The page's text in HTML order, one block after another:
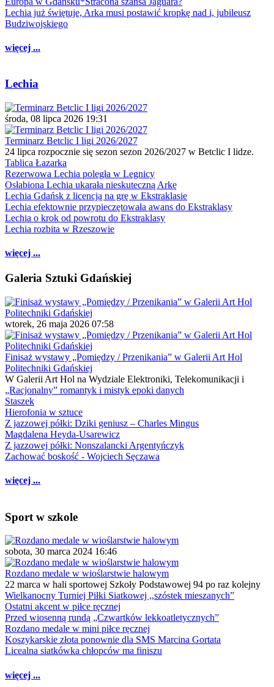
Lechia już świętuje, Arka musi postawić kropkę nad i, jubileusz
Budziwojskiego
więcej ...
Lechia
środa, 08 lipca 2026 19:31
Terminarz Betclic I ligi 2026/2027
24 lipca rozpocznie się sezon sezon 2026/2027 w Betclic I lidze.
Tablica Łazarka
Rezerwowa Lechia poległa w Legnicy
Osłabiona Lechia ukarała nieskuteczną Arkę
Lechia Gdańsk z licencją na grę w Ekstraklasie
Lechia efektownie przypieczętowała awans do Ekstraklasy
Lechia o krok od powrotu do Ekstraklasy
Lechia rozbita w Rzeszowie
więcej ...
Galeria Sztuki Gdańskiej
wtorek, 26 maja 2026 07:58
Finisaż wystawy „Pomiędzy / Przenikania” w Galerii Art Hol
Politechniki Gdańskiej
W Galerii Art Hol na Wydziale Elektroniki, Telekomunikacji i
„Racjonalny” romantyk i mistyk epoki danych
Staszek
Hierofonia w sztuce
Z jazzowej półki: Dziki geniusz – Charles Mingus
Magdalena Heyda-Usarewicz
Z jazzowej półki: Nonszalancki Argentyńczyk
Zachować boskość - Wojciech Sęczawa
więcej ...
Sport w szkole
sobota, 30 marca 2024 16:46
Rozdano medale w wioślarstwie halowym
22 marca w hali sportowej Szkoły Podstawowej 94 po raz kolejny
Wielkanocny Turniej Piłki Siatkowej ,,szóstek mieszanych”
Ostatni akcent w piłce ręcznej
Przed wiosenną rundą „Czwartków lekkoatletycznych”
Rozdano medale w mini piłce ręcznej
Koszykarskie złota ponownie dla SMS Marcina Gortata
Licealna siatkówka chłopców ma finiszu
więcej ...